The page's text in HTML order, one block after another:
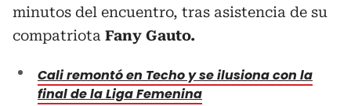
minutos del encuentro, tras asistencia de su
compatriota Fany Gauto.
Cali remontó en Techo y se ilusiona con la
final de la Liga Femenina